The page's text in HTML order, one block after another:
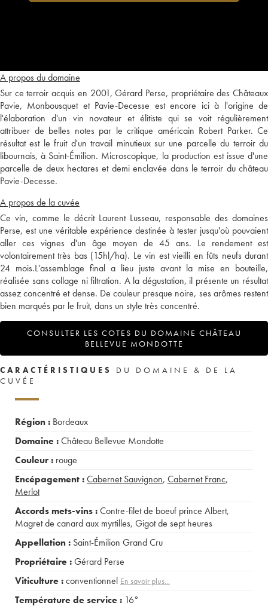
A propos du domaine
Sur ce terroir acquis en 2001, Gérard Perse, propriétaire des Châteaux
Pavie, Monbousquet et Pavie-Decesse est encore ici à l'origine de
l'élaboration d'un vin novateur et élitiste qui se voit régulièrement
attribuer de belles notes par le critique américain Robert Parker. Ce
résultat est le fruit d'un travail minutieux sur une parcelle du terroir du
libournais, à Saint-Émilion. Microscopique, la production est issue d'une
parcelle de deux hectares et demi enclavée dans le terroir du château
Pavie-Decesse.
A propos de la cuvée
Ce vin, comme le décrit Laurent Lusseau, responsable des domaines
Perse, est une véritable expérience destinée à tester jusqu'où pouvaient
aller ces vignes d'un âge moyen de 45 ans. Le rendement est
volontairement très bas (15hl/ha). Le vin est vieilli en fûts neufs durant
24 mois.L'assemblage final a lieu juste avant la mise en bouteille,
réalisée sans collage ni filtration. A la dégustation, il présente un résultat
assez concentré et dense. De couleur presque noire, ses arômes restent
bien marqués par le fruit, dans un style très concentré.
CONSULTER LES COTES DU DOMAINE CHÂTEAU
BELLEVUE MONDOTTE
CARACTÉRISTIQUES
DU DOMAINE & DE LA
CUVÉE
Région : Bordeaux
Domaine :Château Bellevue Mondotte
Couleur : rouge
Encépagement :Cabernet Sauvignon, Cabernet Franc,
Merlot
Accords mets-vins :Contre-filet de boeuf prince Albert,
Magret de canard aux myrtilles, Gigot de sept heures
Appellation : Saint-Émilion Grand Cru
Propriétaire :Gérard Perse
Viticulture :conventionnel En savoir plus...
Température de service : 16°